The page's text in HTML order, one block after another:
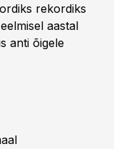
rekordiks
aastal
anti õigele